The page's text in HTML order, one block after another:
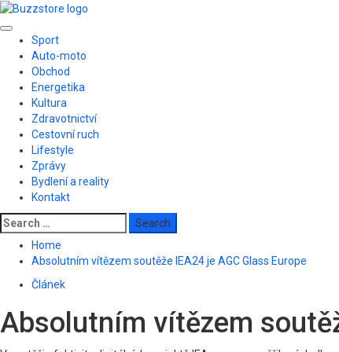
Skip
content
Primary
Menu
Sport
Auto-moto
Obchod
Energetika
Kultura
Zdravotnictví
Cestovní ruch
Lifestyle
Zprávy
Bydlení a reality
Kontakt
Search
for:
Home
Absolutním vítězem soutěže IEA24 je AGC Glass Europe
Článek
Absolutním vítězem